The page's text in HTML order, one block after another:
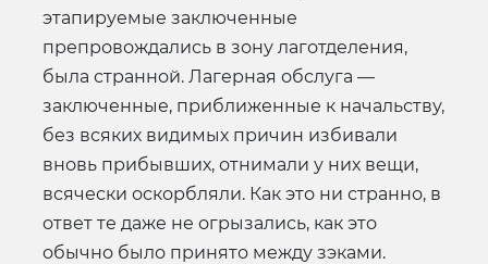
этапируемые заключенные
препровождались в зону лаготделения,
была странной. Лагерная обслуга —
заключенные, приближенные к начальству,
без всяких видимых причин избивали
вновь прибывших, отнимали у них вещи,
всячески оскорбляли. Как это ни странно, в
ответ те даже не огрызались, как это
обычно было принято между зэками.